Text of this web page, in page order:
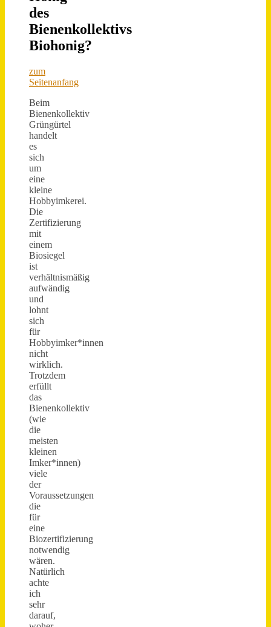
des
Bienenkollektivs
Biohonig?
zum
Seitenanfang
Beim
Bienenkollektiv
Grüngürtel
handelt
es
sich
um
eine
kleine
Hobbyimkerei.
Die
Zertifizierung
mit
einem
Biosiegel
ist
verhältnismäßig
aufwändig
und
lohnt
sich
für
Hobbyimker*innen
nicht
wirklich.
Trotzdem
erfüllt
das
Bienenkollektiv
(wie
die
meisten
kleinen
Imker*innen)
viele
der
Voraussetzungen
die
für
eine
Biozertifizierung
notwendig
wären.
Natürlich
achte
ich
sehr
darauf,